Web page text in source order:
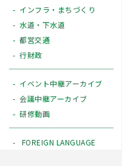
インフラ・まちづくり
水道・下水道
都営交通
行財政
イベント中継アーカイブ
会議中継アーカイブ
研修動画
FOREIGN LANGUAGE